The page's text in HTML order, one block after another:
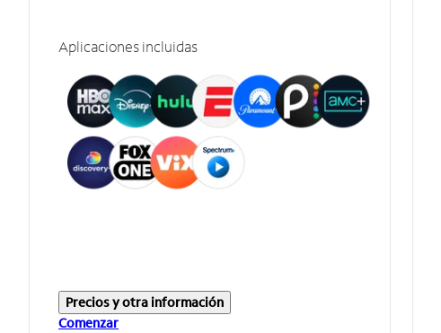
Aplicaciones incluidas
Precios y otra información
Comenzar